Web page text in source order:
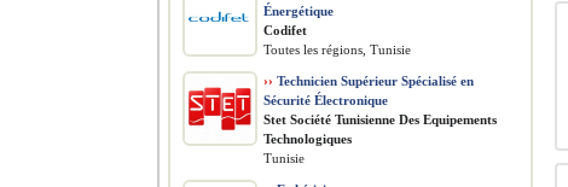
Énergétique
Codifet
Toutes les régions, Tunisie
›› Technicien Supérieur Spécialisé en
Sécurité Électronique
Stet Société Tunisienne Des Equipements
Technologiques
Tunisie